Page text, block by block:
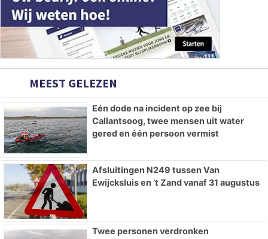
MEEST GELEZEN
Eén dode na incident op zee bij
Callantsoog, twee mensen uit water
gered en één persoon vermist
Afsluitingen N249 tussen Van
Ewijcksluis en ’t Zand vanaf 31 augustus
Twee personen verdronken